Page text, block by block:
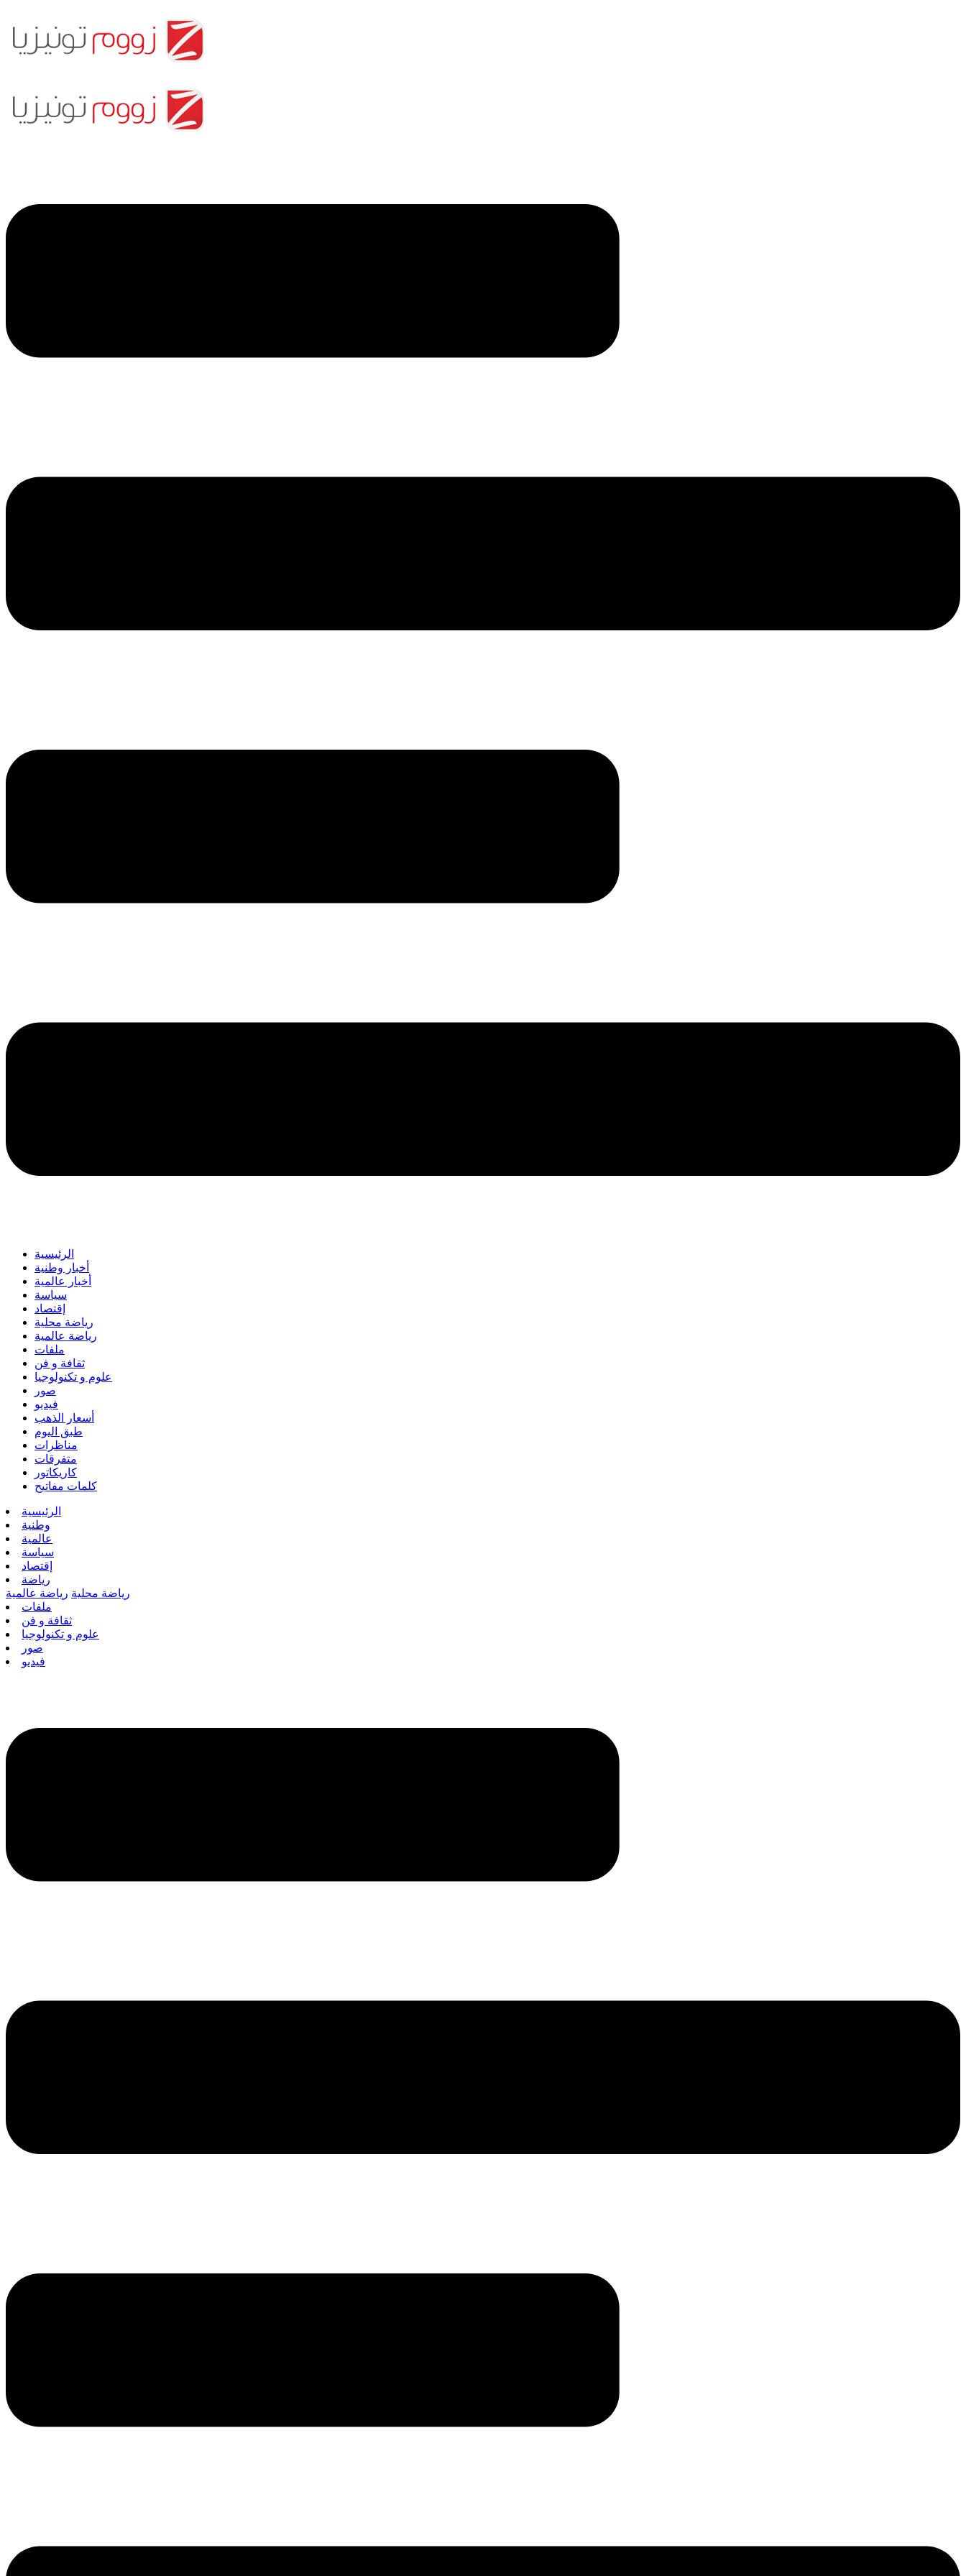
الرئيسية
أخبار وطنية
أخبار عالمية
سياسة
إقتصاد
رياضة محلية
رياضة عالمية
ملفات
ثقافة و فن
علوم و تكنولوجيا
صور
فيديو
أسعار الذهب
طبق اليوم
مناظرات
متفرقات
كاريكاتور
كلمات مفاتيح
الرئيسية
وطنية
عالمية
سياسة
إقتصاد
رياضة
رياضة محلية رياضة عالمية
ملفات
ثقافة و فن
علوم و تكنولوجيا
صور
فيديو